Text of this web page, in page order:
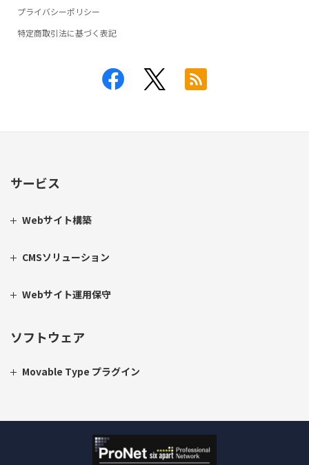
サービス
Webサイト構築
CMSソリューション
Webサイト運用保守
ソフトウェア
Movable Type プラグイン
プライバシーポリシー
特定商取引法に基づく表記